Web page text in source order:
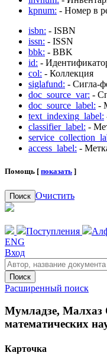
kpnum: - Номер в
isbn: - ISBN
issn: - ISSN
bbk: - BBK
id: -
col: - Коллекция
siglafund: - Сигла-
doc_source_var: -
doc_source_label: -
text_indexing_label:
classifier_label: -
access_label: -
Помощь [ показать ]
Поиск Очистить
Поступления
ENG
Вход
Поиск
Расширенный поиск
Мумладзе, Малхаз
математических
Карточка